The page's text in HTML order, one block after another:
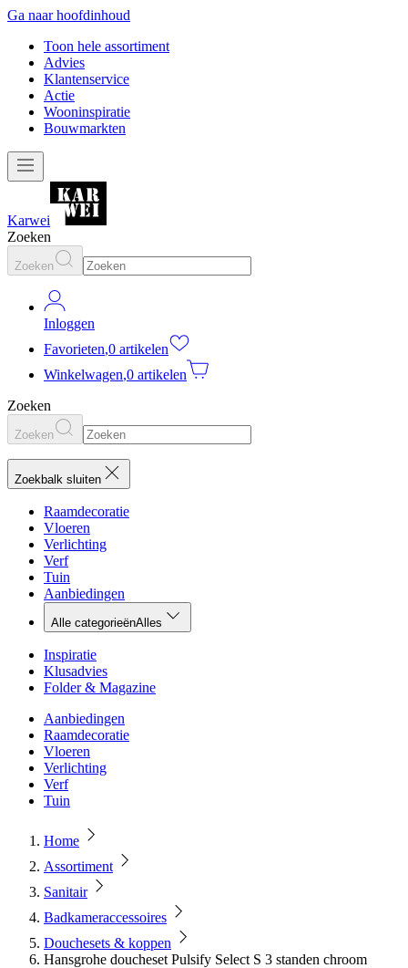
Ga naar hoofdinhoud
Toon hele assortiment
Advies
Klantenservice
Actie
Wooninspiratie
Bouwmarkten
Karwei
Zoeken
Zoeken
Inloggen
Favorieten,0 artikelen
Winkelwagen,0 artikelen
Zoeken
Zoeken
Zoekbalk sluiten
Raamdecoratie
Vloeren
Verlichting
Verf
Tuin
Aanbiedingen
Alle categorieënAlles
Inspiratie
Klusadvies
Folder & Magazine
Aanbiedingen
Raamdecoratie
Vloeren
Verlichting
Verf
Tuin
Home
Assortiment
Sanitair
Badkameraccessoires
Douchesets & koppen
Hansgrohe doucheset Pulsify Select S 3 standen chroom